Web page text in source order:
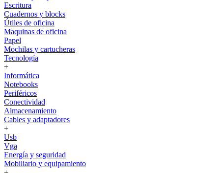
Escritura
Cuadernos y blocks
Útiles de oficina
Maquinas de oficina
Papel
Mochilas y cartucheras
Tecnología
+
Informática
Notebooks
Periféricos
Conectividad
Almacenamiento
Cables y adaptadores
+
Usb
Vga
Energía y seguridad
Mobiliario y equipamiento